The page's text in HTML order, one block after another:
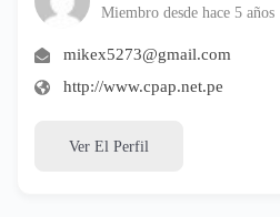
Miembro desde hace 5 años
mikex5273@gmail.com
http://www.cpap.net.pe
Ver El Perfil